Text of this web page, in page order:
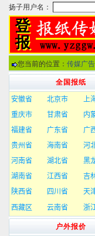
您当前的位置： 传媒广
全国报纸
户外报价